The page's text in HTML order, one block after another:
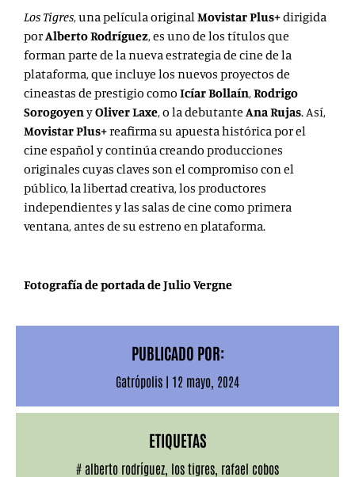
Los Tigres, una película originalMovistar Plus+dirigida
porAlberto Rodríguez, es uno de los títulos que
forman parte de la nueva estrategia de cine de la
plataforma, que incluye los nuevos proyectos de
cineastas de prestigio como Icíar Bollaín,Rodrigo
SorogoyenyOliver Laxe, o la debutanteAna Rujas. Así,
Movistar Plus+reafirma su apuesta histórica por el
cine español y continúa creando producciones
originales cuyas claves son el compromiso con el
público, la libertad creativa, los productores
independientes y las salas de cine como primera
ventana, antes de su estreno en plataforma.
Fotografía de portada de Julio Vergne
PUBLICADO POR:
Gatrópolis | 12 mayo, 2024
ETIQUETAS
# alberto rodríguez los tigres rafael cobos